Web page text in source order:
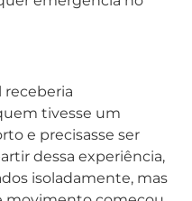
receberia
tivesse um
e precisasse ser
dessa experiência,
isoladamente, mas